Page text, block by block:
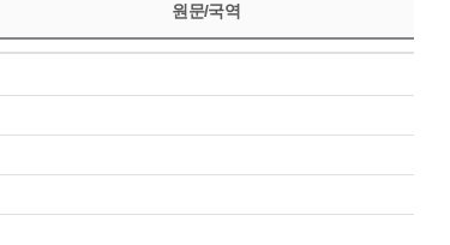
원문/국역